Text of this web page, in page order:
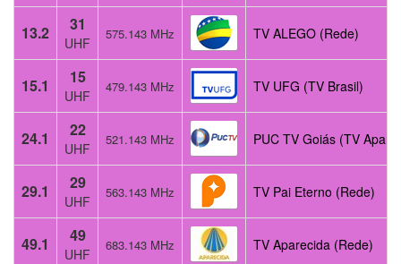
13.2 31
UHF
575.143 MHz TV ALEGO (Rede)
15.1 15
UHF
479.143 MHz TV UFG (TV Brasil)
24.1 22
UHF
521.143 MHz PUC TV Goiás (TV
29.1 29
UHF
563.143 MHz TV Pai Eterno (Rede)
49.1 49
UHF
683.143 MHz TV Aparecida (Rede)